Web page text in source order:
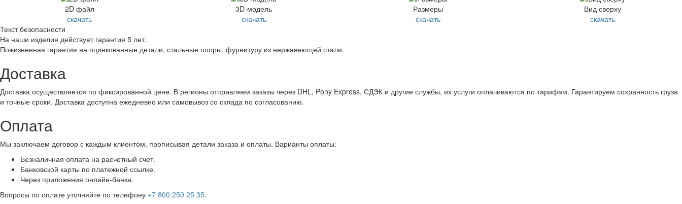
2D файл
скачать
3D-модель
скачать
Размеры
скачать
Вид сверху
скачать
Текст безопасности
На наши изделия действует гарантия 5 лет.
Пожизненная гарантия на оцинкованные детали, стальные опоры, фурнитуру из нержавеющей стали.
Доставка
Доставка осуществляется по фиксированной цене. В регионы отправляем заказы через DHL, Pony Express, СДЭК и другие службы, их услуги оплачиваются по тарифам. Гарантируем сохранность груза
и точные сроки. Доставка доступна ежедневно или самовывоз со склада по согласованию.
Оплата
Мы заключаем договор с каждым клиентом, прописывая детали заказа и оплаты. Варианты оплаты:
Безналичная оплата на расчетный счет.
Банковской карты по платежной ссылке.
Через приложения онлайн-банка.
Вопросы по оплате уточняйте по телефону +7 800 250 25 35.